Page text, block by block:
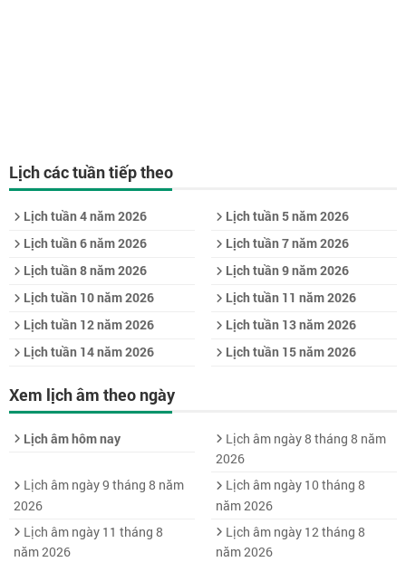
Lịch các tuần tiếp theo
Lịch tuần 4 năm 2026
Lịch tuần 5 năm 2026
Lịch tuần 6 năm 2026
Lịch tuần 7 năm 2026
Lịch tuần 8 năm 2026
Lịch tuần 9 năm 2026
Lịch tuần 10 năm 2026
Lịch tuần 11 năm 2026
Lịch tuần 12 năm 2026
Lịch tuần 13 năm 2026
Lịch tuần 14 năm 2026
Lịch tuần 15 năm 2026
Xem lịch âm theo ngày
Lịch âm hôm nay
Lịch âm ngày 8 tháng 8 năm
2026
Lịch âm ngày 9 tháng 8 năm
2026
Lịch âm ngày 10 tháng 8
năm 2026
Lịch âm ngày 11 tháng 8
năm 2026
Lịch âm ngày 12 tháng 8
năm 2026